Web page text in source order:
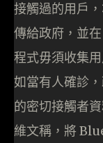
接觸過的用戶
傳給政府，並
程式毋須收集
如當有人確診
的密切接觸者
維文稱，將